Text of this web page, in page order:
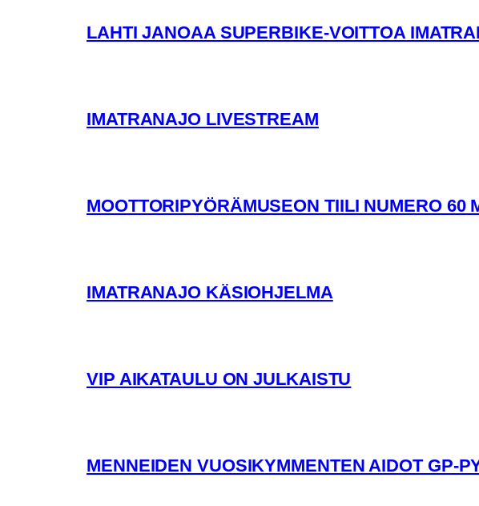
LAHTI JANOAA SUPERBIKE-VOITTOA
IMATRANAJO LIVESTREAM
MOOTTORIPYÖRÄMUSEON TIILI NUMERO 60
IMATRANAJO KÄSIOHJELMA
VIP AIKATAULU ON JULKAISTU
MENNEIDEN VUOSIKYMMENTEN AIDOT GP-